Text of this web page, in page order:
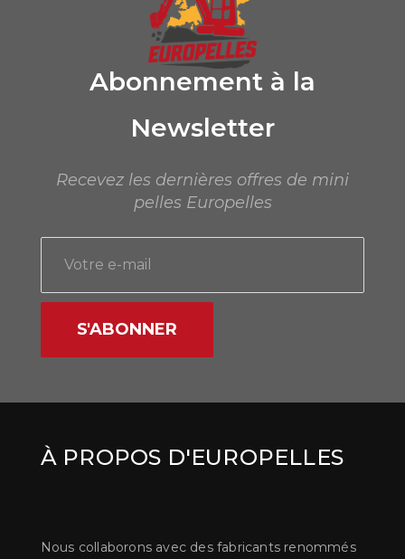
Abonnement à la
Newsletter
Recevez les dernières offres de mini
pelles Europelles
S'ABONNER
À PROPOS D'EUROPELLES
Nous collaborons avec des fabricants renommés